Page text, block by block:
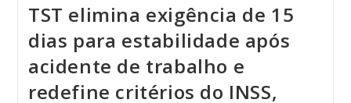
TST elimina exigência de 15
dias para estabilidade após
acidente de trabalho e
redefine critérios do INSS,